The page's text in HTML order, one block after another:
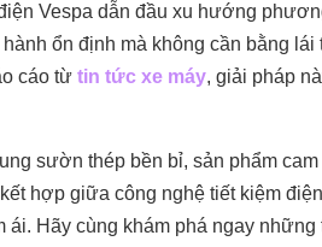
Vespa dẫn đầu xu hướng
ổn định mà không cần bằng
cáo từ tin tức xe máy, giải pháp
sườn thép bền bỉ, sản phẩm
hợp giữa công nghệ tiết kiệm
Hãy cùng khám phá ngay